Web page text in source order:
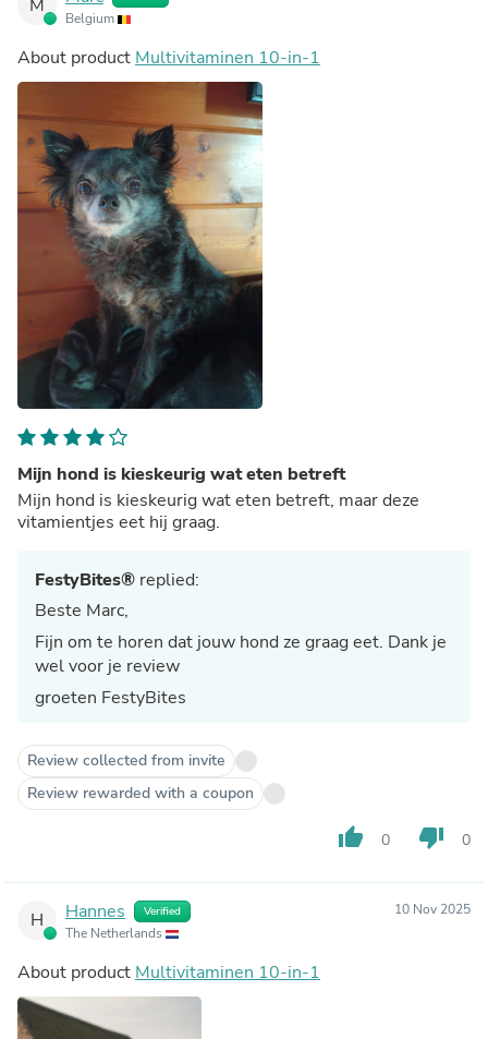
M
Belgium
About product Multivitaminen 10-in-1
Mijn hond is kieskeurig wat eten betreft
Mijn hond is kieskeurig wat eten betreft, maar deze
vitamientjes eet hij graag.
FestyBites® replied:
Beste Marc,
Fijn om te horen dat jouw hond ze graag eet. Dank je
wel voor je review
groeten FestyBites
Review collected from invite
Review rewarded with a coupon
thumb_up 0 thumb_down 0
H Hannes Verified
The Netherlands
10 Nov 2025
About product Multivitaminen 10-in-1